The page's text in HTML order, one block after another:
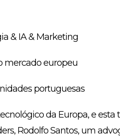
& IA & Marketing
mercado europeu
portuguesas
da Europa, e esta
Rodolfo Santos, um